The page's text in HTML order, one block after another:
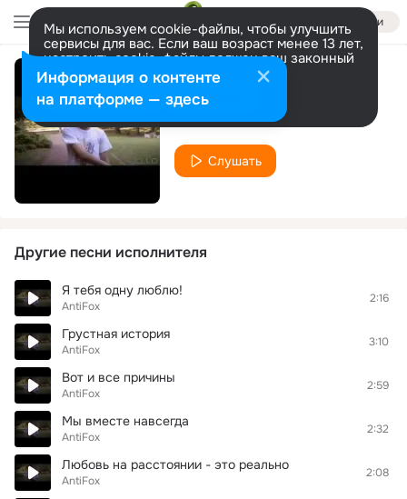
Войти
Мы используем cookie-файлы, чтобы улучшить
сервисы для вас. Если ваш возраст менее 13 лет,
настроить cookie-файлы должен ваш законный
представитель. Больше информации
Разрешить все Настроить
Снова и снова
AntiFox
Слушать
Другие песни исполнителя
Я тебя одну люблю!
AntiFox
2:16
Грустная история
AntiFox
3:10
Вот и все причины
AntiFox
2:59
Мы вместе навсегда
AntiFox
2:32
Любовь на расстоянии - это реально
AntiFox
2:08
Информация о контенте
на платформе — здесь